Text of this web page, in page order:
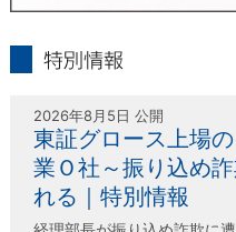
2026年8月5日 公開
東証グロース上場
業Ｏ社～振り込め
れる｜特別情報